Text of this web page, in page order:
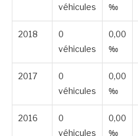
véhicules
‰
2018
0
véhicules
0,00
‰
2017
0
véhicules
0,00
‰
2016
0
véhicules
0,00
‰